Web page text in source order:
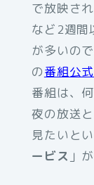
で放映さ
など2週間
が多いの
の番組公
番組は、
夜の放送
見たいと
ービス 」